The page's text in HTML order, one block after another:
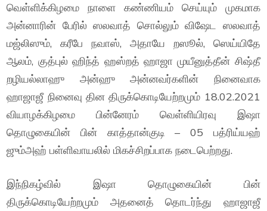
வெள்ளிக்கிழமை நாளை கண்ணியம் செய்யும் முகமாக
அன்னாரின் பேரில் ஸலவாத் சொல்லும் விஷேட ஸலவாத்
மஜ்லிஸும், கரீபே நவாஸ், அதாயே றஸூல், ஸெய்யிதே
ஆலம், குத்புல் ஹிந்த் ஹஸ்றத் ஹாஜா முயீனுத்தீன் சிஷ்தீ
றழியல்லாஹு அன்ஹு அன்னவர்களின் நினைவாக
ஹாஜாஜீ நினைவு தின திருக்கொடியேற்றமும் 18.02.2021
வியாழக்கிழமை பின்னேரம் வெள்ளியிரவு இஷா
தொழுகையின் பின் காத்தான்குடி – 05 பத்ரிய்யஹ்
ஜும்அஹ் பள்ளிவாயலில் மிகச்சிறப்பாக நடைபெற்றது.
இந்நிகழ்வில் இஷா தொழுகையின் பின்
திருக்கொடியேற்றமும் அதனைத் தொடர்ந்து ஹாஜாஜீ